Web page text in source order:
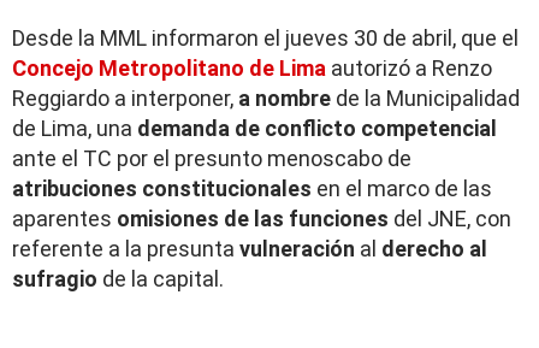
Desde la MML informaron el jueves 30 de abril, que el
Concejo Metropolitano de Lima autorizó a Renzo
Reggiardo a interponer, a nombre de la Municipalidad
de Lima, una demanda de conflicto competencial
ante el TC por el presunto menoscabo de
atribuciones constitucionales en el marco de las
aparentes omisiones de las funciones del JNE, con
referente a la presunta vulneración al derecho al
sufragio de la capital.